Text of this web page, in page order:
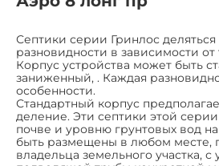
Септики серии Гринлос деляться
разновидности в зависимости от
Корпус устройства может быть
заниженный, . Каждая
особенности.
Стандартный корпус
деление. Эти септики этой
почве и уровню грунтовых вод
быть размещены в любом месте,
владельца земельного участка,